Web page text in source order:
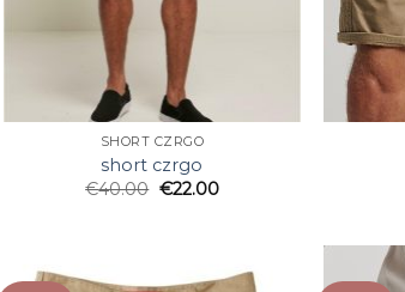
SHORT CZRGO
short czrgo
€40.00 €22.00